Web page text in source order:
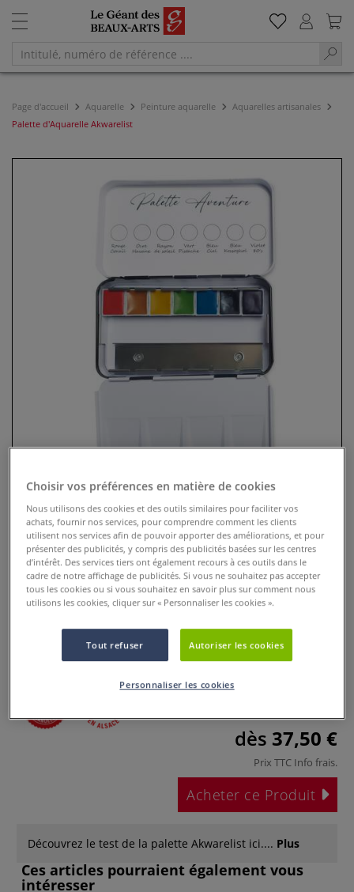
Page d'accueil Aquarelle Peinture aquarelle
Aquarelles artisanales
Palette d'Aquarelle Akwarelist
Palette d'Aquarelle Akwarelist
7 Commentaires
La palette d'aquarelle Akwarelist est disponible en 2
formats : 7 1/2 godets ou 14 1/2 godets. Une aquarelle
fabriquée à la main en Alsace.
Plus
dès 37,50 €
Prix TTC Info frais.
Acheter ce Produit
Découvrez le test de la palette Akwarelist ici.... Plus
Ces articles pourraient également vous
intéresser
Choisir vos préférences en matière de cookies
Nous utilisons des cookies et des outils similaires pour faciliter vos
achats, fournir nos services, pour comprendre comment les clients
utilisent nos services afin de pouvoir apporter des améliorations, et pour
présenter des publicités, y compris des publicités basées sur les centres
d’intérêt. Des services tiers ont également recours à ces outils dans le
cadre de notre affichage de publicités. Si vous ne souhaitez pas accepter
tous les cookies ou si vous souhaitez en savoir plus sur comment nous
utilisons les cookies, cliquer sur « Personnaliser les cookies ».
Tout refuser Autoriser les cookies
Personnaliser les cookies